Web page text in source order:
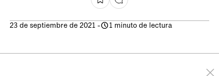
23 de septiembre de 2021 - 1 minuto de lectura